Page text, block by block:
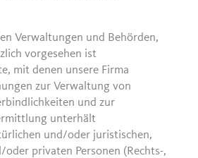
Verwaltungen und Behörden,
vorgesehen ist
mit denen unsere Firma
zur Verwaltung von
und zur
unterhält
und/oder juristischen,
privaten Personen (Rechts-,